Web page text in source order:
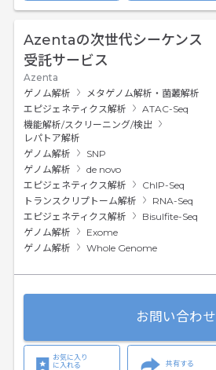
Azentaの次世代シーケンス
受託サービス
Azenta
ゲノム解析
メタゲノム解析・菌叢解析
エピジェネティクス解析
ATAC-Seq
機能解析/スクリーニング/検出
レパトア解析
ゲノム解析
SNP
ゲノム解析
de novo
エピジェネティクス解析
ChIP-Seq
トランスクリプトーム解析
RNA-Seq
エピジェネティクス解析
Bisulfite-Seq
ゲノム解析
Exome
ゲノム解析
Whole Genome
お問い合わせ
お気に入り
に入れる
共有する